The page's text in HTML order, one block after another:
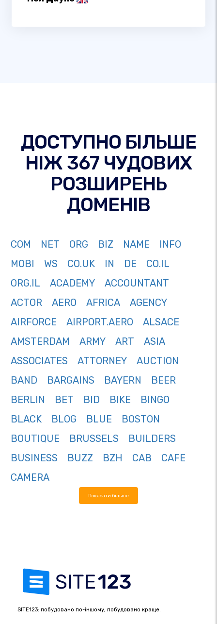
ДОСТУПНО БІЛЬШЕ
НІЖ 367 ЧУДОВИХ
РОЗШИРЕНЬ
ДОМЕНІВ
COM NET ORG BIZ NAME
INFO
MOBI
WS CO.UK IN DE
CO.IL
ORG.IL
ACADEMY
ACCOUNTANT
ACTOR
AERO AFRICA
AGENCY
AIRFORCE
AIRPORT.AERO
ALSACE
AMSTERDAM
ARMY ART
ASIA
ASSOCIATES
ATTORNEY
AUCTION
BAND
BARGAINS BAYERN
BEER
BERLIN
BET BID BIKE
BINGO
BLACK
BLOG BLUE
BOSTON
BOUTIQUE
BRUSSELS
BUILDERS
BUSINESS
BUZZ BZH CAB
CAFE
CAMERA
Показати більше
SITE123: побудовано по-іншому, побудовано краще.